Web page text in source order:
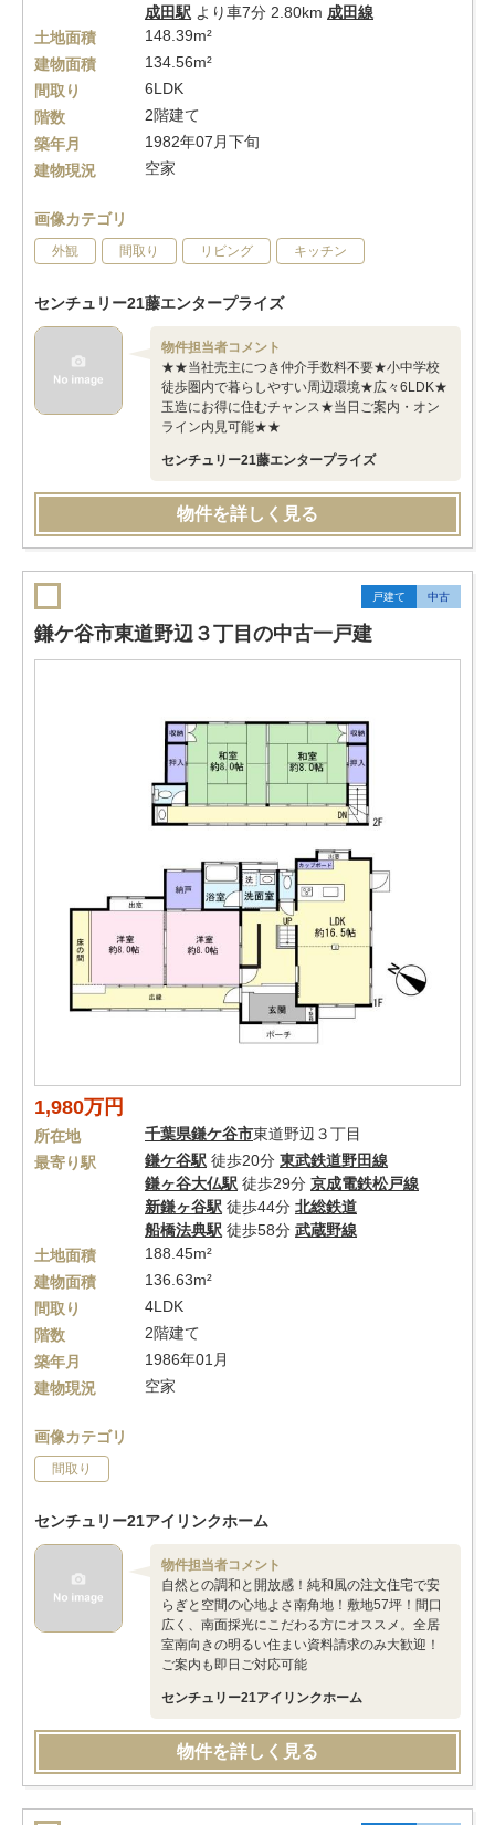
成田駅 より車7分 2.80km 成田線
土地面積
148.39m²
建物面積
134.56m²
間取り
6LDK
階数
2階建て
築年月
1982年07月下旬
建物現況
空家
画像カテゴリ
外観 間取り リビング キッチン
センチュリー21藤エンタープライズ
物件担当者コメント
★★当社売主につき仲介手数料不要★小中学校
徒歩圏内で暮らしやすい周辺環境★広々6LDK★
玉造にお得に住むチャンス★当日ご案内・オン
ライン内見可能★★
センチュリー21藤エンタープライズ
物件を詳しく見る
戸建て 中古
鎌ケ谷市東道野辺３丁目の中古一戸建
1,980万円
所在地 千葉県鎌ケ谷市東道野辺３丁目
最寄り駅
鎌ケ谷駅 徒歩20分 東武鉄道野田線
鎌ヶ谷大仏駅 徒歩29分 京成電鉄松戸線
新鎌ヶ谷駅 徒歩44分 北総鉄道
船橋法典駅 徒歩58分 武蔵野線
土地面積
188.45m²
建物面積
136.63m²
間取り
4LDK
階数
2階建て
築年月
1986年01月
建物現況
空家
画像カテゴリ
間取り
センチュリー21アイリンクホーム
物件担当者コメント
自然との調和と開放感！純和風の注文住宅で安
らぎと空間の心地よさ南角地！敷地57坪！間口
広く、南面採光にこだわる方にオススメ。全居
室南向きの明るい住まい資料請求のみ大歓迎！
ご案内も即日ご対応可能
センチュリー21アイリンクホーム
物件を詳しく見る